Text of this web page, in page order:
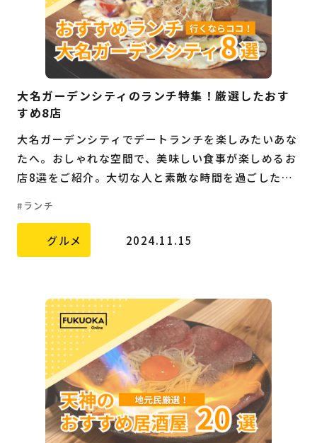
大名ガーデンシティのランチ特集！厳選したおす
すめ8店
大名ガーデンシティでデートランチを楽しみたいあな
たへ。おしゃれな空間で、美味しい食事が楽しめるお
店8選をご紹介。大切な人と素敵な時間を過ごしたい
ランチ
グルメ 2024.11.15